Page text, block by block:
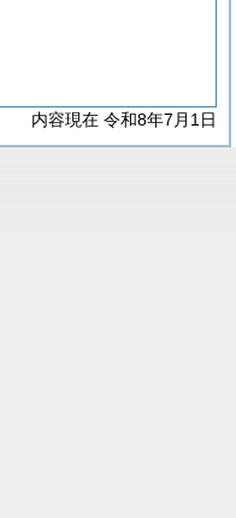
内容現在 令和8年7月1日